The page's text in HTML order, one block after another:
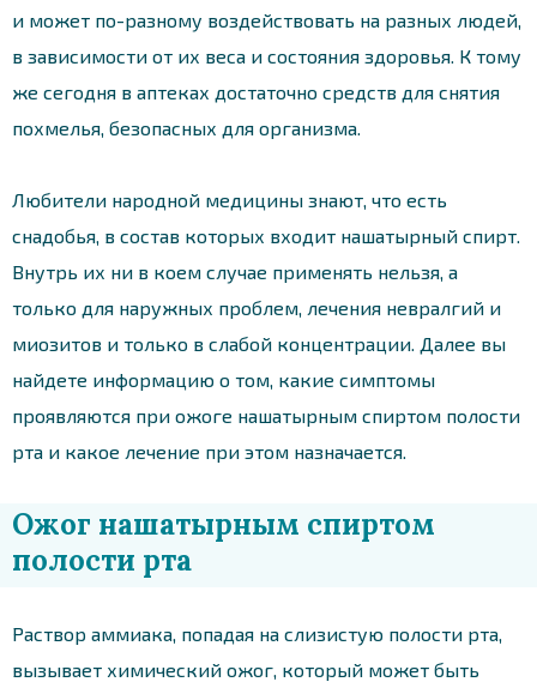
и может по-разному воздействовать на разных людей,
в зависимости от их веса и состояния здоровья. К тому
же сегодня в аптеках достаточно средств для снятия
похмелья, безопасных для организма.
Любители народной медицины знают, что есть
снадобья, в состав которых входит нашатырный спирт.
Внутрь их ни в коем случае применять нельзя, а
только для наружных проблем, лечения невралгий и
миозитов и только в слабой концентрации. Далее вы
найдете информацию о том, какие симптомы
проявляются при ожоге нашатырным спиртом полости
рта и какое лечение при этом назначается.
Ожог нашатырным спиртом
полости рта
Раствор аммиака, попадая на слизистую полости рта,
вызывает химический ожог, который может быть